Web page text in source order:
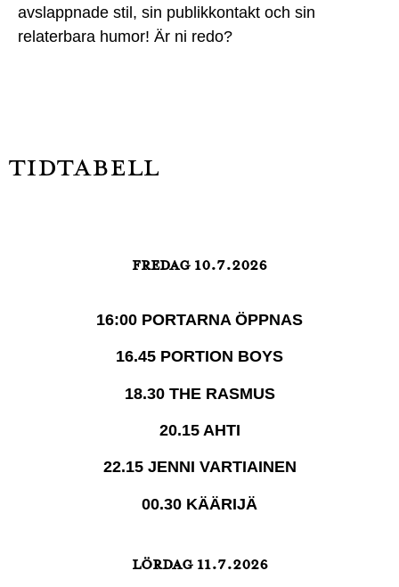
avslappnade stil, sin publikkontakt och sin
relaterbara humor! Är ni redo?
TIDTABELL
FREDAG 10.7.2026
16:00 PORTARNA ÖPPNAS
16.45 PORTION BOYS
18.30 THE RASMUS
20.15 AHTI
22.15 JENNI VARTIAINEN
00.30 KÄÄRIJÄ
LÖRDAG 11.7.2026